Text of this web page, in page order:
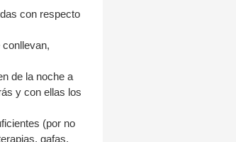
con respecto
de la noche a
y con ellas los
(por no
gafas,